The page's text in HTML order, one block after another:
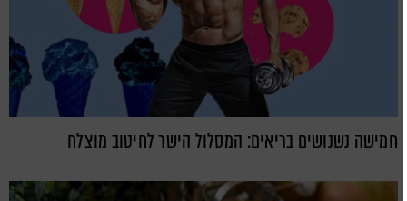
חמישה נשנושים בריאים: המסלול הישר לחיטוב מוצלח